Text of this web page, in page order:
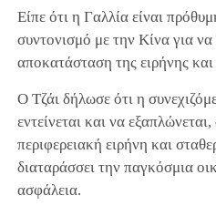
Είπε ότι η Γαλλία είναι
συντονισμό με την Κίνα για
αποκατάσταση της ειρήνης
Ο Τζάι δήλωσε ότι η
εντείνεται και να
περιφερειακή ειρήνη και
διαταράσσει την παγκόσμια
ασφάλεια.